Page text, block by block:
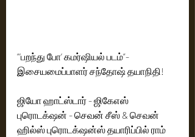
”’பறந்து போ’ கமர்ஷியல் படம்”-
இசையமைப்பாளர் சந்தோஷ் தயாநிதி!
ஜியோ ஹாட்ஸ்டார் - ஜிகேஎஸ்
புரொடக்‌ஷன் - செவன் சீஸ் & செவன்
ஹில்ஸ் புரொடக்‌ஷன்ஸ் தயாரிப்பில் ராம்